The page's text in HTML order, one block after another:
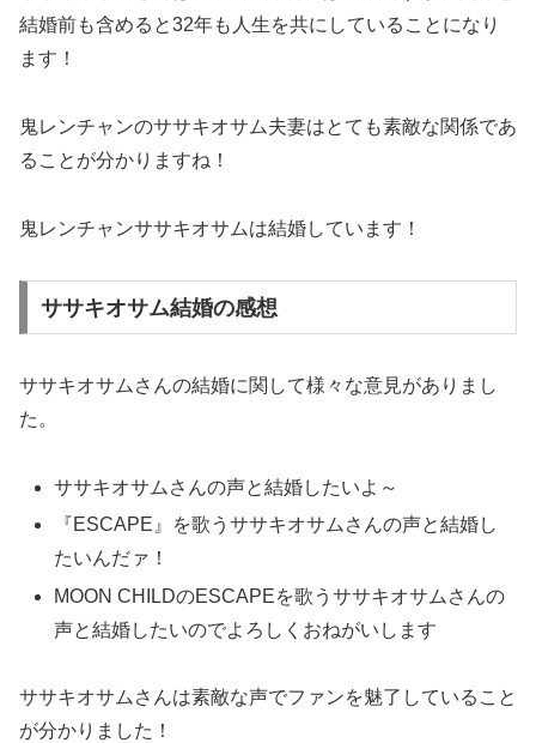
結婚前も含めると32年も人生を共にしていることになり
ます！
鬼レンチャンのササキオサム夫妻はとても素敵な関係であ
ることが分かりますね！
鬼レンチャンササキオサムは結婚しています！
ササキオサム結婚の感想
ササキオサムさんの結婚に関して様々な意見がありまし
た。
ササキオサムさんの声と結婚したいよ～
『ESCAPE』を歌うササキオサムさんの声と結婚し
たいんだァ！
MOON CHILDのESCAPEを歌うササキオサムさんの
声と結婚したいのでよろしくおねがいします
ササキオサムさんは素敵な声でファンを魅了していること
が分かりました！